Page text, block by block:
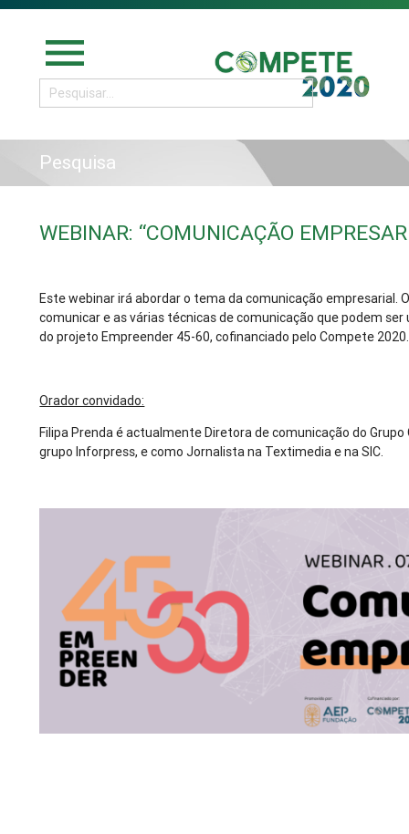
menu
Pesquisa
WEBINAR: “COMUNICAÇÃO
Este webinar irá abordar o tema da comunicação empresarial.
comunicar e as várias técnicas de comunicação que podem
do projeto Empreender 45-60, cofinanciado pelo Compete 2020.
Orador convidado:
Filipa Prenda é actualmente Diretora de comunicação do
grupo Inforpress, e como Jornalista na Textimedia e na SIC.